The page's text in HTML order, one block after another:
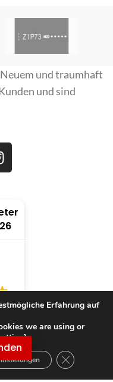
und traumhaft
und sind
Erfahrung auf
we are using or
GDPR